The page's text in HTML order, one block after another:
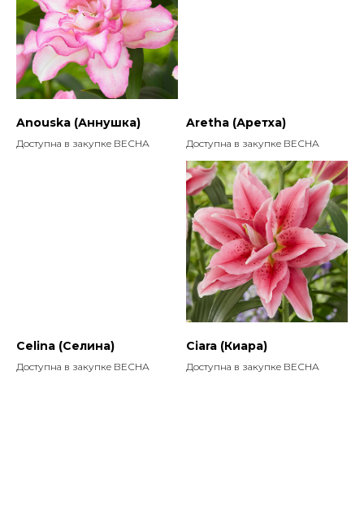
Anouska (Аннушка)
Доступна в закупке ВЕСНА
Aretha (Аретха)
Доступна в закупке ВЕСНА
Celina (Селина)
Доступна в закупке ВЕСНА
Ciara (Киара)
Доступна в закупке ВЕСНА